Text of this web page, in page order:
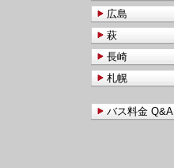
広島
萩
長崎
札幌
バス料金 Q&A